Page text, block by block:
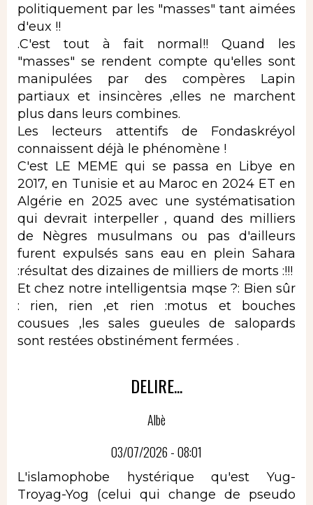
politiquement par les "masses" tant aimées
d'eux !!
.C'est tout à fait normal!! Quand les
"masses" se rendent compte qu'elles sont
manipulées par des compères Lapin
partiaux et insincères ,elles ne marchent
plus dans leurs combines.
Les lecteurs attentifs de Fondaskréyol
connaissent déjà le phénomène !
C'est LE MEME qui se passa en Libye en
2017, en Tunisie et au Maroc en 2024 ET en
Algérie en 2025 avec une systématisation
qui devrait interpeller , quand des milliers
de Nègres musulmans ou pas d'ailleurs
furent expulsés sans eau en plein Sahara
:résultat des dizaines de milliers de morts :!!!
Et chez notre intelligentsia mqse ?: Bien sûr
: rien, rien ,et rien :motus et bouches
cousues ,les sales gueules de salopards
sont restées obstinément fermées .
DELIRE...
Albè
03/07/2026 - 08:01
L'islamophobe hystérique qu'est Yug-
Troyag-Yog (celui qui change de pseudo